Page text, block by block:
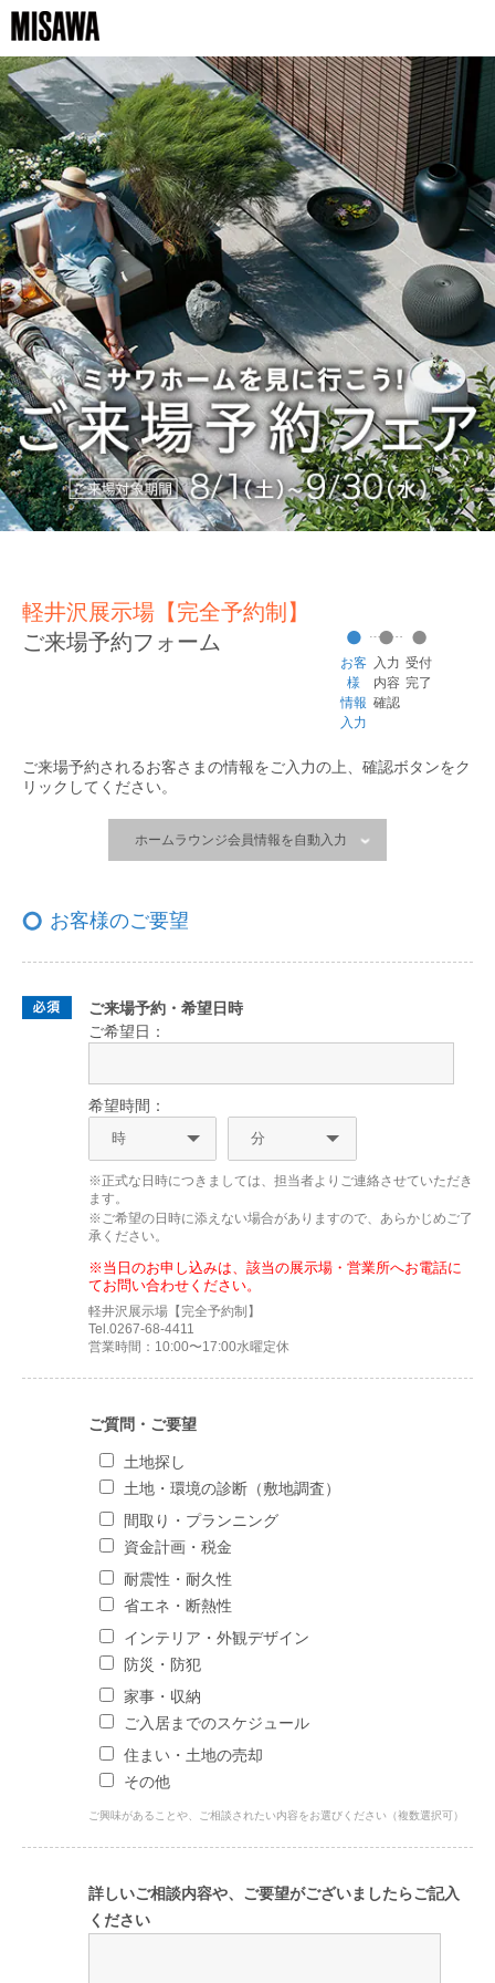
軽井沢展示場【完全予約制】
ご来場予約フォーム
お客
様
情報
入力
入力
内容
確認
受付
完了
ご来場予約されるお客さまの情報をご入力の上、 確認ボタンをク
リックしてください。
ホームラウンジ会員情報を自動入力
お客様のご要望
ご来場予約・希望日時
ご希望日：
希望時間：
※正式な日時につきましては、担当者よりご連絡させていただき
ます。
※ご希望の日時に添えない場合がありますので、あらかじめご了
承ください。
※当日のお申し込みは、該当の展示場・営業所へお電話に
てお問い合わせください。
軽井沢展示場【完全予約制】
Tel.0267-68-4411
営業時間：10:00〜17:00水曜定休
ご質問・ご要望
土地探し
土地・環境の診断（敷地調査）
間取り・プランニング
資金計画・税金
耐震性・耐久性
省エネ・断熱性
インテリア・外観デザイン
防災・防犯
家事・収納
ご入居までのスケジュール
住まい・土地の売却
その他
ご興味があることや、ご相談されたい内容をお選びください（複数選択可）
詳しいご相談内容や、ご要望がございましたらご記入
ください